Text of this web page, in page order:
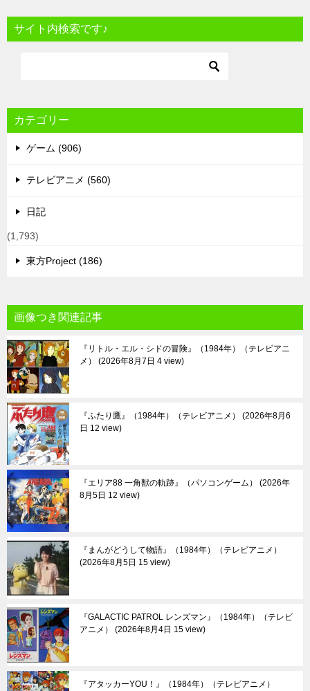
サイト内検索です♪
カテゴリー
ゲーム (906)
テレビアニメ (560)
日記
(1,793)
東方Project (186)
画像つき関連記事
『リトル・エル・シドの冒険』（1984年）（テレビアニ
メ）
2026年8月7日 4 view
『ふたり鷹』（1984年）（テレビアニメ）
2026年8月6
日 12 view
『エリア88 一角獣の軌跡』（パソコンゲーム）
2026年
8月5日 12 view
『まんがどうして物語』（1984年）（テレビアニメ）
2026年8月5日 15 view
『GALACTIC PATROL レンズマン』（1984年）（テレビ
アニメ）
2026年8月4日 15 view
『アタッカーYOU！』（1984年）（テレビアニメ）